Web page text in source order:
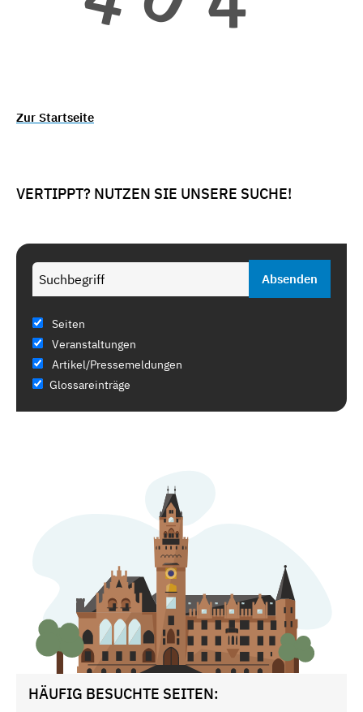
Zur Startseite
VERTIPPT? NUTZEN SIE UNSERE SUCHE!
Seiten
Veranstaltungen
Artikel/Pressemeldungen
Glossareinträge
HÄUFIG BESUCHTE SEITEN: